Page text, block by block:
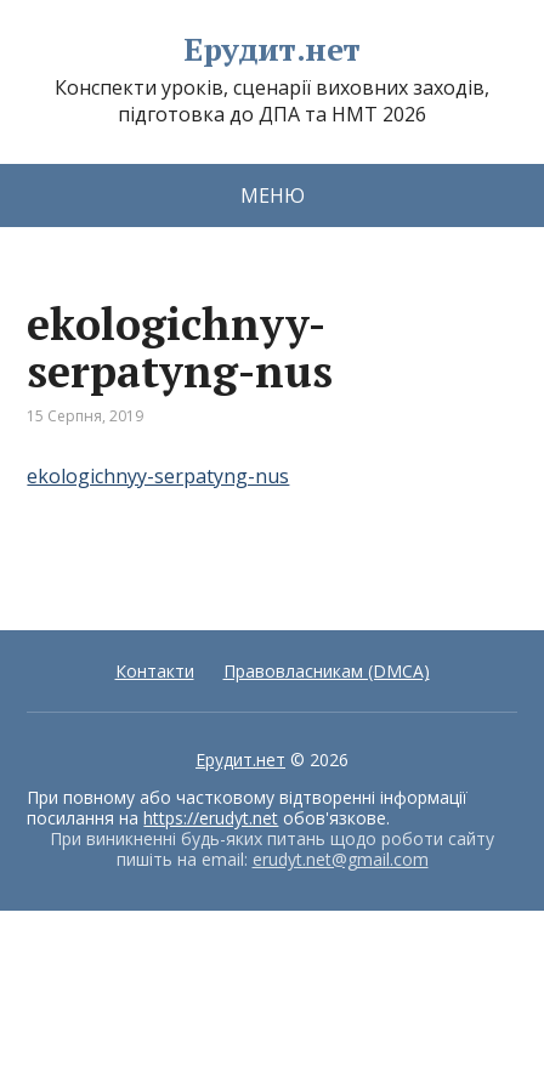
Ерудит.нет
Конспекти уроків, сценарії виховних заходів,
підготовка до ДПА та НМТ 2026
МЕНЮ
ekologichnyy-
serpatyng-nus
15 Серпня, 2019
ekologichnyy-serpatyng-nus
Контакти Правовласникам (DMCA)
Ерудит.нет © 2026
При повному або частковому відтворенні інформації
посилання наhttps://erudyt.net обов'язкове.
При виникненні будь-яких питань щодо роботи сайту
пишіть на email: erudyt.net@gmail.com